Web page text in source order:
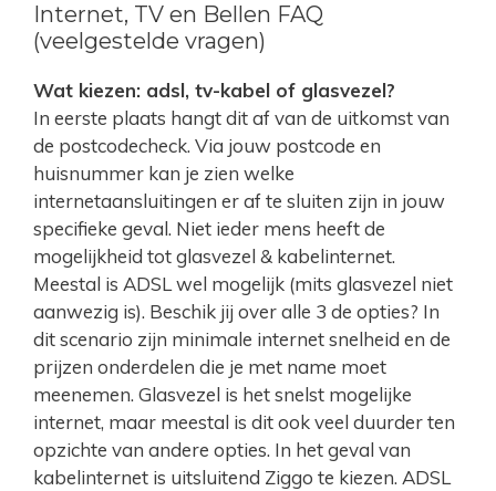
Internet, TV en Bellen FAQ
(veelgestelde vragen)
Wat kiezen: adsl, tv-kabel of glasvezel?
In eerste plaats hangt dit af van de uitkomst van
de postcodecheck. Via jouw postcode en
huisnummer kan je zien welke
internetaansluitingen er af te sluiten zijn in jouw
specifieke geval. Niet ieder mens heeft de
mogelijkheid tot glasvezel & kabelinternet.
Meestal is ADSL wel mogelijk (mits glasvezel niet
aanwezig is). Beschik jij over alle 3 de opties? In
dit scenario zijn minimale internet snelheid en de
prijzen onderdelen die je met name moet
meenemen. Glasvezel is het snelst mogelijke
internet, maar meestal is dit ook veel duurder ten
opzichte van andere opties. In het geval van
kabelinternet is uitsluitend Ziggo te kiezen. ADSL